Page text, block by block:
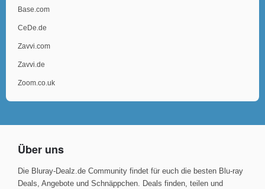
Base.com
CeDe.de
Zavvi.com
Zavvi.de
Zoom.co.uk
Über uns
Die Bluray-Dealz.de Community findet für euch die besten Blu-ray
Deals, Angebote und Schnäppchen. Deals finden, teilen und